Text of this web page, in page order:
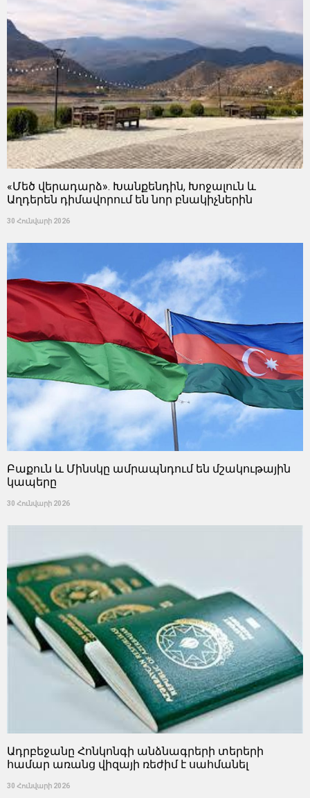
«Մեծ վերադարձ». Խանքենդին, Խոջալուն և
Աղդերեն դիմավորում են նոր բնակիչներին
30 Հունվարի 2026
Բաքուն և Մինսկը ամրապնդում են մշակութային
կապերը
30 Հունվարի 2026
Ադրբեջանը Հոնկոնգի անձնագրերի տերերի
համար առանց վիզայի ռեժիմ է սահմանել
30 Հունվարի 2026